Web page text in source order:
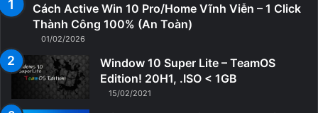
Cách Active Win 10 Pro/Home Vĩnh Viễn – 1 Click
Thành Công 100% (An Toàn)
01/02/2026
Window 10 Super Lite – TeamOS
Edition! 20H1, .ISO < 1GB
15/02/2021